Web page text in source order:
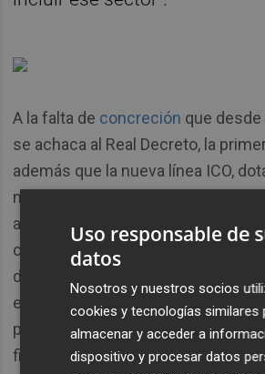
A la falta de concreción que
se achaca al Real Decreto, la
además que la nueva línea ICO,
millones de euros, todavía debe ser
adoptará un acuerdo de Consejo
crear un compartimento
de euros dentro de la línea ICO-
empresas de la industria
poder proporcionar un apoyo
financiación de este sector
Uso responsable de
datos
Nosotros y nuestros socios
cookies y tecnologías similares
almacenar y acceder a
dispositivo y procesar datos